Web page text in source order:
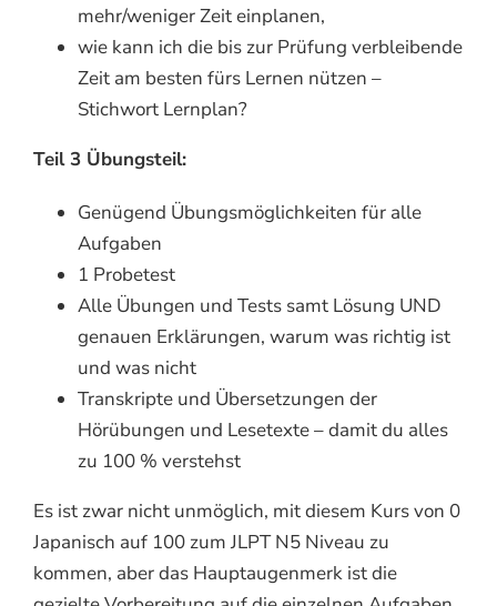
mehr/weniger Zeit einplanen,
wie kann ich die bis zur Prüfung verbleibende
Zeit am besten fürs Lernen nützen –
Stichwort Lernplan?
Teil 3 Übungsteil:
Genügend Übungsmöglichkeiten für alle
Aufgaben
1 Probetest
Alle Übungen und Tests samt Lösung UND
genauen Erklärungen, warum was richtig ist
und was nicht
Transkripte und Übersetzungen der
Hörübungen und Lesetexte – damit du alles
zu 100 % verstehst
Es ist zwar nicht unmöglich, mit diesem Kurs von 0
Japanisch auf 100 zum JLPT N5 Niveau zu
kommen, aber das Hauptaugenmerk ist die